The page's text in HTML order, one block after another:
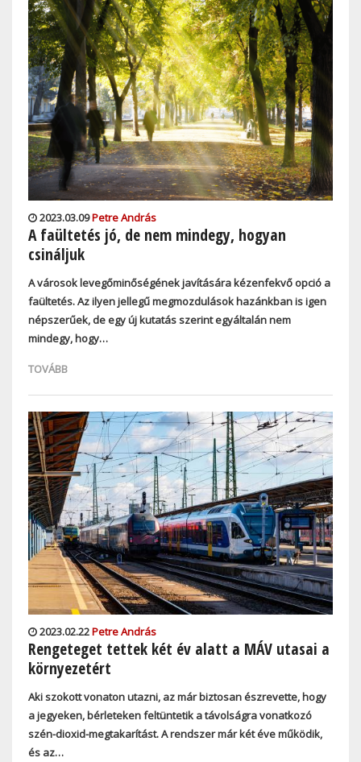
2023.03.09Petre András
A faültetés jó, de nem mindegy, hogyan
csináljuk
A városok levegőminőségének javítására kézenfekvő opció a
faültetés. Az ilyen jellegű megmozdulások hazánkban is igen
népszerűek, de egy új kutatás szerint egyáltalán nem
mindegy, hogy…
TOVÁBB
2023.02.22Petre András
Rengeteget tettek két év alatt a MÁV utasai a
környezetért
Aki szokott vonaton utazni, az már biztosan észrevette, hogy
a jegyeken, bérleteken feltüntetik a távolságra vonatkozó
szén-dioxid-megtakarítást. A rendszer már két éve működik,
és az…